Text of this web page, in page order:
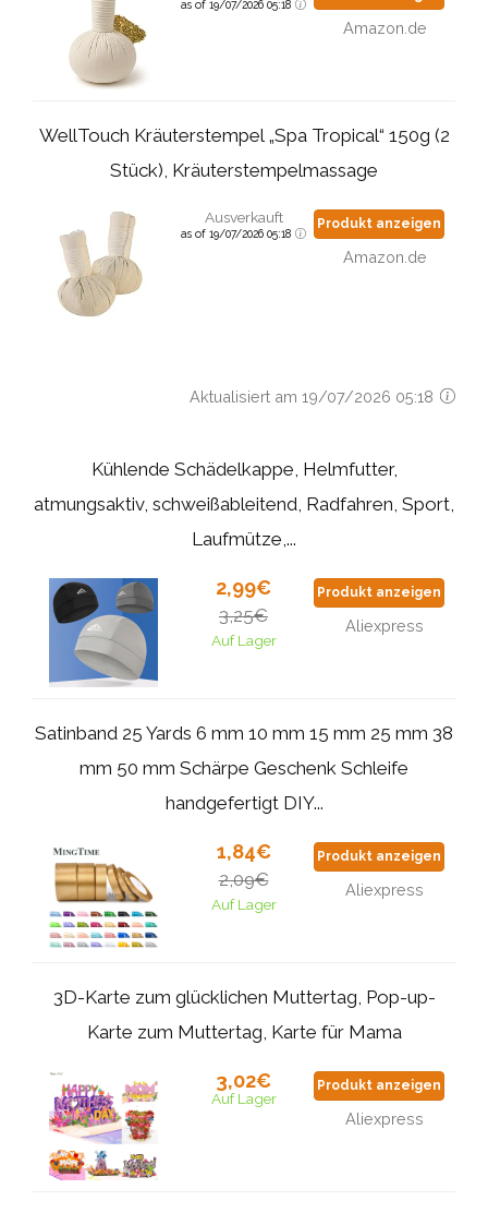
as of 19/07/2026 05:18
Amazon.de
WellTouch Kräuterstempel „Spa Tropical“ 150g (2
Stück), Kräuterstempelmassage
Ausverkauft
as of 19/07/2026 05:18
Produkt anzeigen
Amazon.de
Aktualisiert am 19/07/2026 05:18
Kühlende Schädelkappe, Helmfutter,
atmungsaktiv, schweißableitend, Radfahren, Sport,
Laufmütze,...
2,99€
3,25€
Auf Lager
Produkt anzeigen
Aliexpress
Satinband 25 Yards 6 mm 10 mm 15 mm 25 mm 38
mm 50 mm Schärpe Geschenk Schleife
handgefertigt DIY...
1,84€
2,09€
Auf Lager
Produkt anzeigen
Aliexpress
3D-Karte zum glücklichen Muttertag, Pop-up-
Karte zum Muttertag, Karte für Mama
3,02€
Auf Lager
Produkt anzeigen
Aliexpress